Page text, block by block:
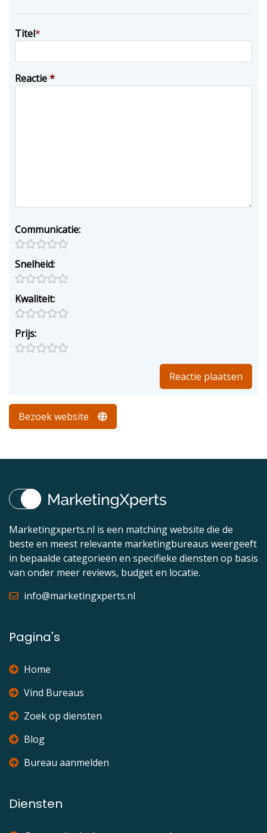
Titel*
Reactie*
Communicatie:
Snelheid:
Kwaliteit:
Prijs:
Bezoek website
Marketingxperts.nl is een matching website die de
beste en meest relevante marketingbureaus weergeeft
in bepaalde categorieën en specifieke diensten op basis
van onder meer reviews, budget en locatie.
info@marketingxperts.nl
Pagina's
Home
Vind Bureaus
Zoek op diensten
Blog
Bureau aanmelden
Diensten